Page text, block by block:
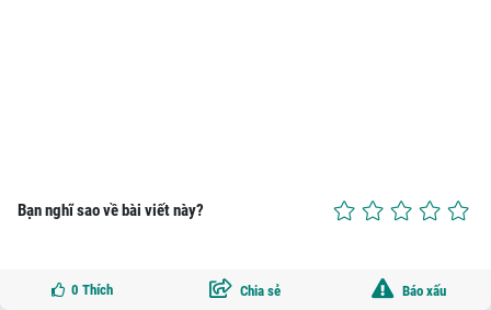
Bạn nghĩ sao về bài viết này?
0 Thích Chia sẻ Báo xấu